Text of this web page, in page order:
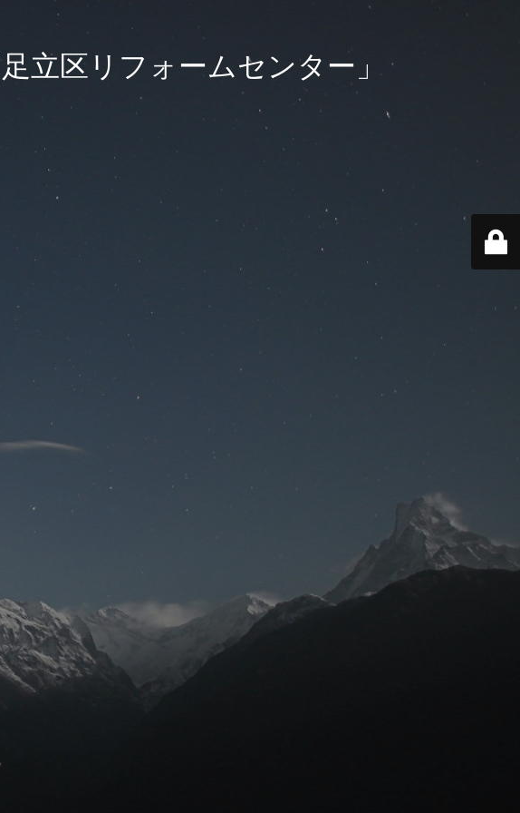
立区リフォームセンター」